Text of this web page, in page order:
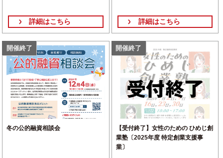
詳細はこちら 詳細はこちら
開催終了
冬の公的融資相談会
開催終了
【受付終了】女性のための ひめじ創
業塾〔2025年度 特定創業支援事
業〕